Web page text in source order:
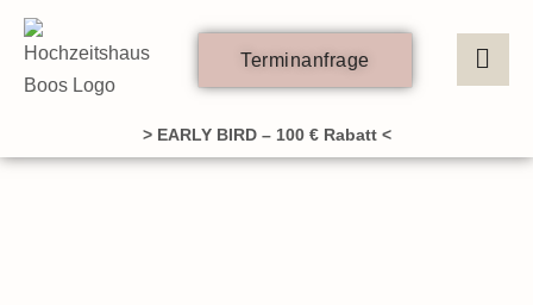
Zum
Inhalt
springen
Terminanfrage
> EARLY BIRD – 100 € Rabatt <